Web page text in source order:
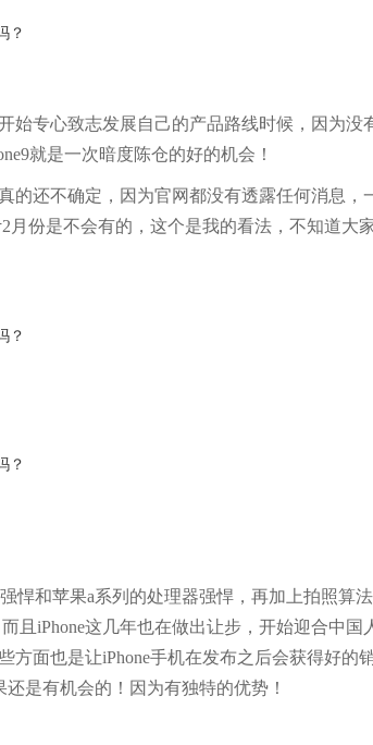
始专心致志发展自己的产品路线时候，因为没
就是一次暗度陈仓的好的机会！
的还不确定，因为官网都没有透露任何消息，
份是不会有的，这个是我的看法，不知道大
悍和苹果a系列的处理器强悍，再加上拍照算
且iPhone这几年也在做出让步，开始迎合中国
方面也是让iPhone手机在发布之后会获得好的
是有机会的！因为有独特的优势！